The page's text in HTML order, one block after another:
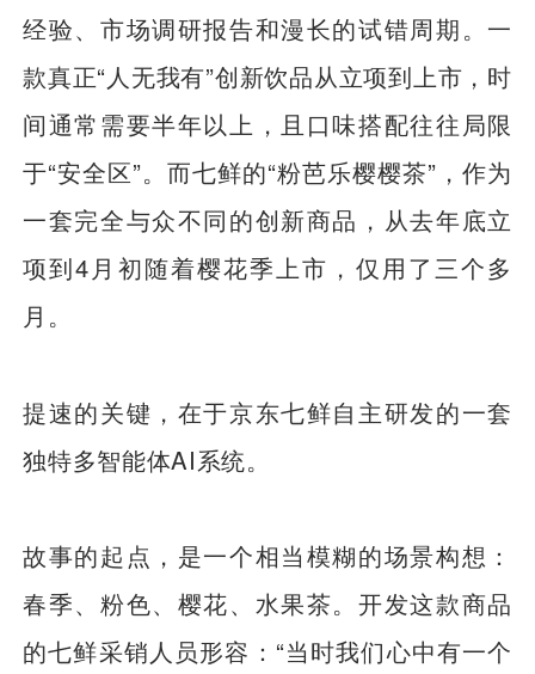
经验、市场调研报告和漫长的试错周期。一
款真正“人无我有”创新饮品从立项到上市，时
间通常需要半年以上，且口味搭配往往局限
于“安全区”。而七鲜的“粉芭乐樱樱茶”，作为
一套完全与众不同的创新商品，从去年底立
项到4月初随着樱花季上市，仅用了三个多
月。
提速的关键，在于京东七鲜自主研发的一套
独特多智能体AI系统。
故事的起点，是一个相当模糊的场景构想：
春季、粉色、樱花、水果茶。开发这款商品
的七鲜采销人员形容：“当时我们心中有一个